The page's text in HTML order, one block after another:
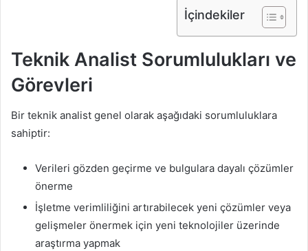
İçindekiler
Teknik Analist Sorumlulukları ve
Görevleri
Bir teknik analist genel olarak aşağıdaki sorumluluklara
sahiptir:
Verileri gözden geçirme ve bulgulara dayalı çözümler
önerme
İşletme verimliliğini artırabilecek yeni çözümler veya
gelişmeler önermek için yeni teknolojiler üzerinde
araştırma yapmak